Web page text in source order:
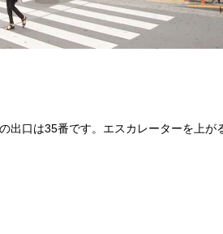
出口は35番です。エスカレーターを上が